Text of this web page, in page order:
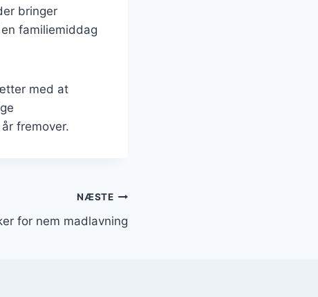
bringer
familiemiddag
med at
fremover.
NÆSTE
for nem madlavning